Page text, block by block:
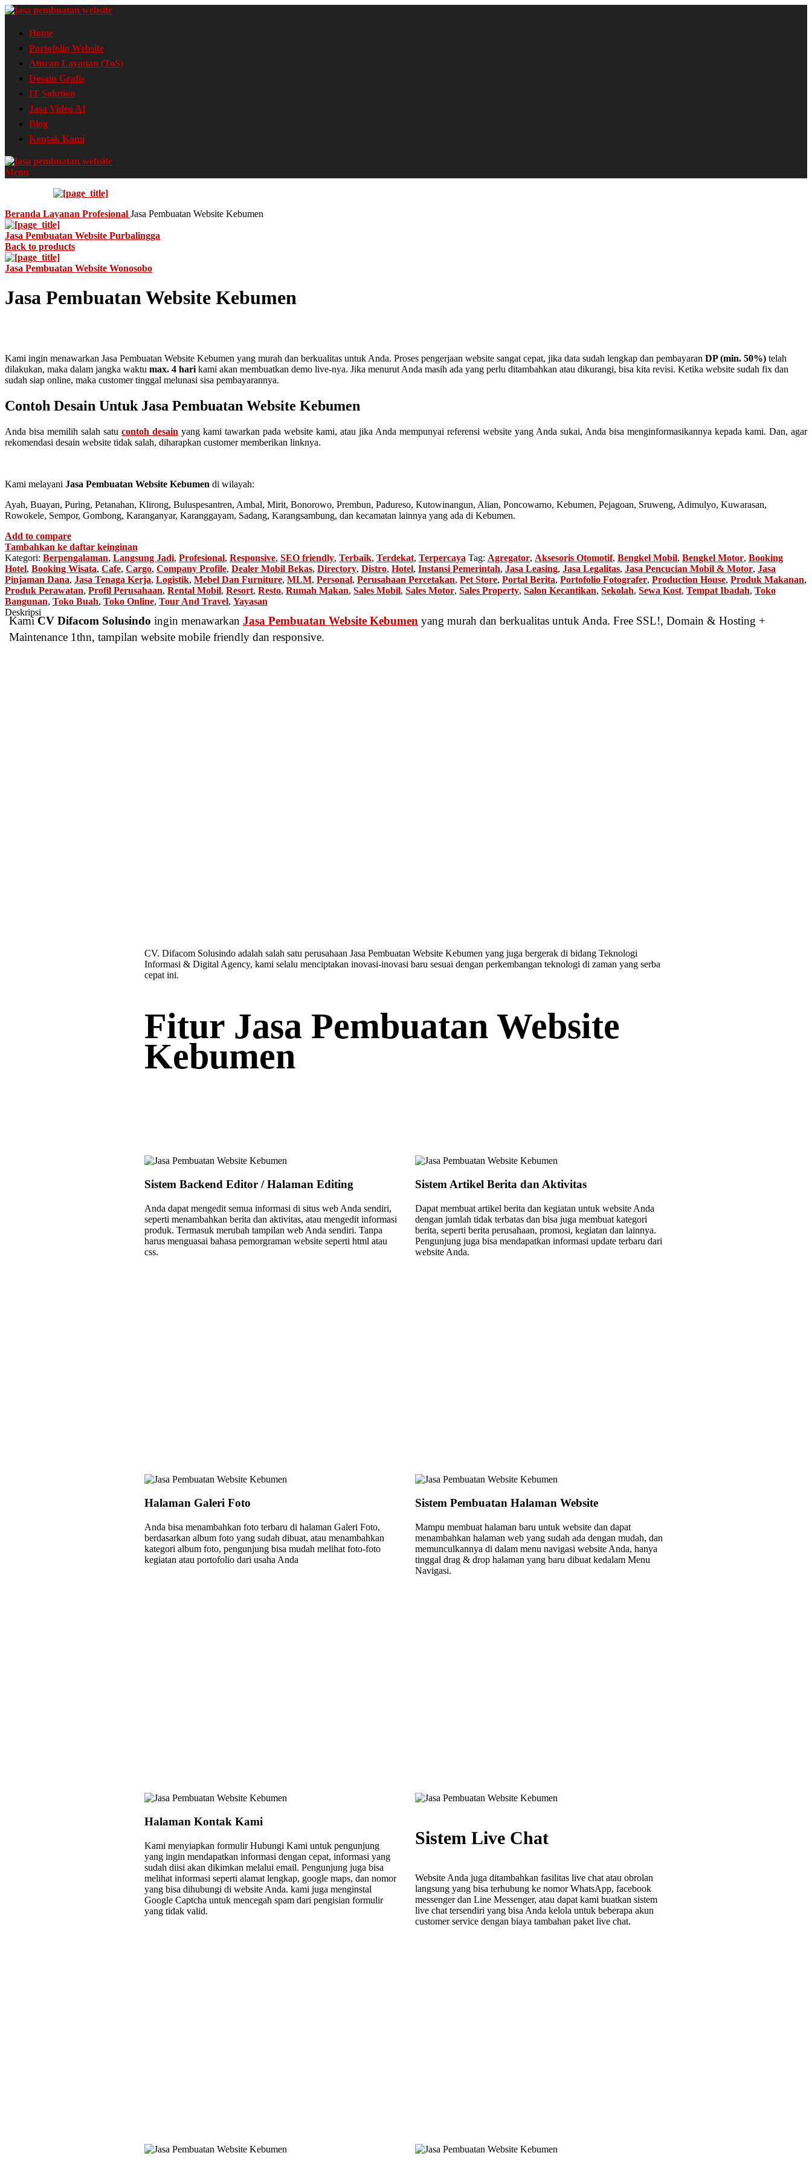
Home
Portofolio Website
Aturan Layanan (ToS)
Desain Grafis
IT Solution
Jasa Video AI
Blog
Kontak Kami
Menu
Beranda Layanan Profesional Jasa Pembuatan Website Kebumen
Jasa Pembuatan Website Purbalingga
Back to products
Jasa Pembuatan Website Wonosobo
Jasa Pembuatan Website Kebumen
Kami ingin menawarkan Jasa Pembuatan Website Kebumen yang murah dan berkualitas untuk Anda. Proses pengerjaan website sangat cepat, jika data sudah lengkap dan pembayaran DP (min. 50%) telah
dilakukan, maka dalam jangka waktu max. 4 hari kami akan membuatkan demo live-nya. Jika menurut Anda masih ada yang perlu ditambahkan atau dikurangi, bisa kita revisi. Ketika website sudah fix dan
sudah siap online, maka customer tinggal melunasi sisa pembayarannya.
Contoh Desain Untuk Jasa Pembuatan Website Kebumen
Anda bisa memilih salah satu contoh desain yang kami tawarkan pada website kami, atau jika Anda mempunyai referensi website yang Anda sukai, Anda bisa menginformasikannya kepada kami. Dan, agar
rekomendasi desain website tidak salah, diharapkan customer memberikan linknya.
Kami melayani Jasa Pembuatan Website Kebumen di wilayah:
Ayah, Buayan, Puring, Petanahan, Klirong, Buluspesantren, Ambal, Mirit, Bonorowo, Prembun, Padureso, Kutowinangun, Alian, Poncowarno, Kebumen, Pejagoan, Sruweng, Adimulyo, Kuwarasan,
Rowokele, Sempor, Gombong, Karanganyar, Karanggayam, Sadang, Karangsambung, dan kecamatan lainnya yang ada di Kebumen.
Add to compare
Tambahkan ke daftar keinginan
Kategori: Berpengalaman, Langsung Jadi, Profesional, Responsive, SEO friendly, Terbaik, Terdekat, Terpercaya Tag: Agregator, Aksesoris Otomotif, Bengkel Mobil, Bengkel Motor, Booking
Hotel, Booking Wisata, Cafe, Cargo, Company Profile, Dealer Mobil Bekas, Directory, Distro, Hotel, Instansi Pemerintah, Jasa Leasing, Jasa Legalitas, Jasa Pencucian Mobil & Motor, Jasa
Pinjaman Dana, Jasa Tenaga Kerja, Logistik, Mebel Dan Furniture, MLM, Personal, Perusahaan Percetakan, Pet Store, Portal Berita, Portofolio Fotografer, Production House, Produk Makanan,
Produk Perawatan, Profil Perusahaan, Rental Mobil, Resort, Resto, Rumah Makan, Sales Mobil, Sales Motor, Sales Property, Salon Kecantikan, Sekolah, Sewa Kost, Tempat Ibadah, Toko
Bangunan, Toko Buah, Toko Online, Tour And Travel, Yayasan
Deskripsi
Kami CV Difacom Solusindo ingin menawarkan Jasa Pembuatan Website Kebumen yang murah dan berkualitas untuk Anda. Free SSL!, Domain & Hosting +
Maintenance 1thn, tampilan website mobile friendly dan responsive.
CV. Difacom Solusindo adalah salah satu perusahaan Jasa Pembuatan Website Kebumen yang juga bergerak di bidang Teknologi
Informasi & Digital Agency, kami selalu menciptakan inovasi-inovasi baru sesuai dengan perkembangan teknologi di zaman yang serba
cepat ini.
Fitur Jasa Pembuatan Website
Kebumen
Sistem Backend Editor / Halaman Editing
Anda dapat mengedit semua informasi di situs web Anda sendiri,
seperti menambahkan berita dan aktivitas, atau mengedit informasi
produk. Termasuk merubah tampilan web Anda sendiri. Tanpa
harus menguasai bahasa pemorgraman website seperti html atau
css.
Sistem Artikel Berita dan Aktivitas
Dapat membuat artikel berita dan kegiatan untuk website Anda
dengan jumlah tidak terbatas dan bisa juga membuat kategori
berita, seperti berita perusahaan, promosi, kegiatan dan lainnya.
Pengunjung juga bisa mendapatkan informasi update terbaru dari
website Anda.
Halaman Galeri Foto
Anda bisa menambahkan foto terbaru di halaman Galeri Foto,
berdasarkan album foto yang sudah dibuat, atau menambahkan
kategori album foto, pengunjung bisa mudah melihat foto-foto
kegiatan atau portofolio dari usaha Anda
Sistem Pembuatan Halaman Website
Mampu membuat halaman baru untuk website dan dapat
menambahkan halaman web yang sudah ada dengan mudah, dan
memunculkannya di dalam menu navigasi website Anda, hanya
tinggal drag & drop halaman yang baru dibuat kedalam Menu
Navigasi.
Halaman Kontak Kami
Kami menyiapkan formulir Hubungi Kami untuk pengunjung
yang ingin mendapatkan informasi dengan cepat, informasi yang
sudah diisi akan dikimkan melalui email. Pengunjung juga bisa
melihat informasi seperti alamat lengkap, google maps, dan nomor
yang bisa dihubungi di website Anda. kami juga menginstal
Google Captcha untuk mencegah spam dari pengisian formulir
yang tidak valid.
Sistem Live Chat
Website Anda juga ditambahkan fasilitas live chat atau obrolan
langsung yang bisa terhubung ke nomor WhatsApp, facebook
messenger dan Line Messenger, atau dapat kami buatkan sistem
live chat tersendiri yang bisa Anda kelola untuk beberapa akun
customer service dengan biaya tambahan paket live chat.